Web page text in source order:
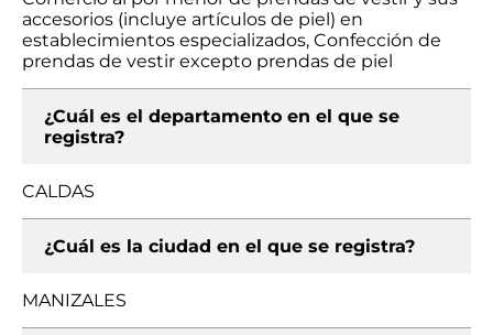
accesorios (incluye artículos de piel) en
establecimientos especializados, Confección de
prendas de vestir excepto prendas de piel
¿Cuál es el departamento en el que se
registra?
CALDAS
¿Cuál es la ciudad en el que se registra?
MANIZALES